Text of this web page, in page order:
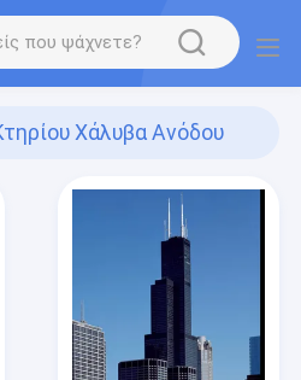
Χάλυβα Ανόδου